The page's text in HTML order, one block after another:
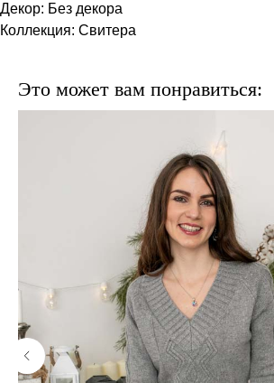
Декор: Без декора
Коллекция: Свитера
Это может вам понравиться: